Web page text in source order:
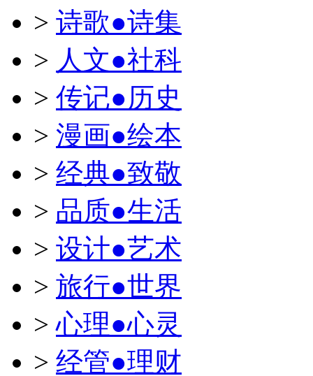
> 诗歌●诗集
> 人文●社科
> 传记●历史
> 漫画●绘本
> 经典●致敬
> 品质●生活
> 设计●艺术
> 旅行●世界
>心理●心灵
> 经管●理财